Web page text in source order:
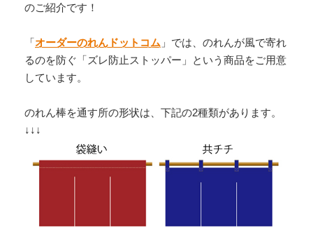
のご紹介です！
「オーダーのれんドットコム 」では、のれんが風で寄れ
るのを防ぐ「ズレ防止ストッパー」という商品をご用意
しています。
のれん棒を通す所の形状は、下記の2種類があります。
↓↓↓